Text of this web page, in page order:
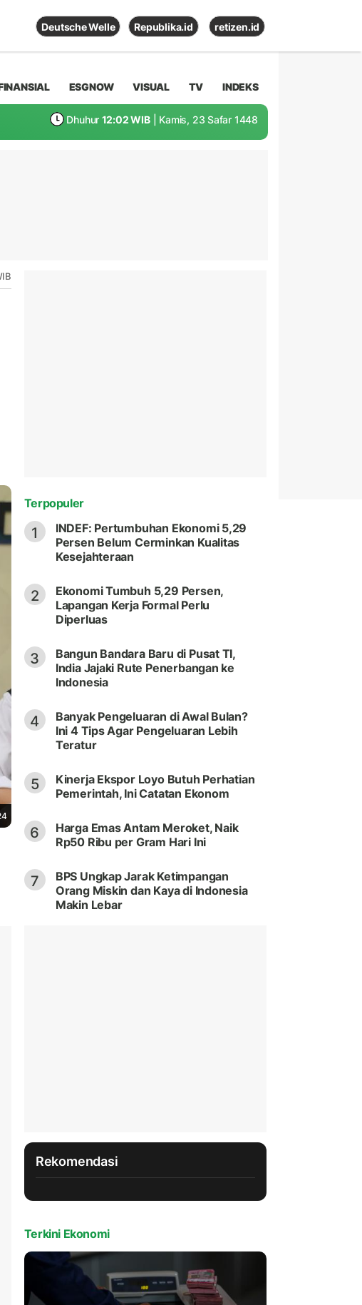
Deutsche Welle Republika.id retizen.id
ESGNOW VISUAL TV INDEKS
Dhuhur 12:02 WIB | Kamis, 23 Safar 1448
Terpopuler
1
INDEF: Pertumbuhan Ekonomi 5,29
Persen Belum Cerminkan Kualitas
Kesejahteraan
2
Ekonomi Tumbuh 5,29 Persen,
Lapangan Kerja Formal Perlu
Diperluas
3
Bangun Bandara Baru di Pusat TI,
India Jajaki Rute Penerbangan ke
Indonesia
4
Banyak Pengeluaran di Awal Bulan?
Ini 4 Tips Agar Pengeluaran Lebih
Teratur
5
Kinerja Ekspor Loyo Butuh Perhatian
Pemerintah, Ini Catatan Ekonom
6
Harga Emas Antam Meroket, Naik
Rp50 Ribu per Gram Hari Ini
7
BPS Ungkap Jarak Ketimpangan
Orang Miskin dan Kaya di Indonesia
Makin Lebar
Rekomendasi
Terkini Ekonomi